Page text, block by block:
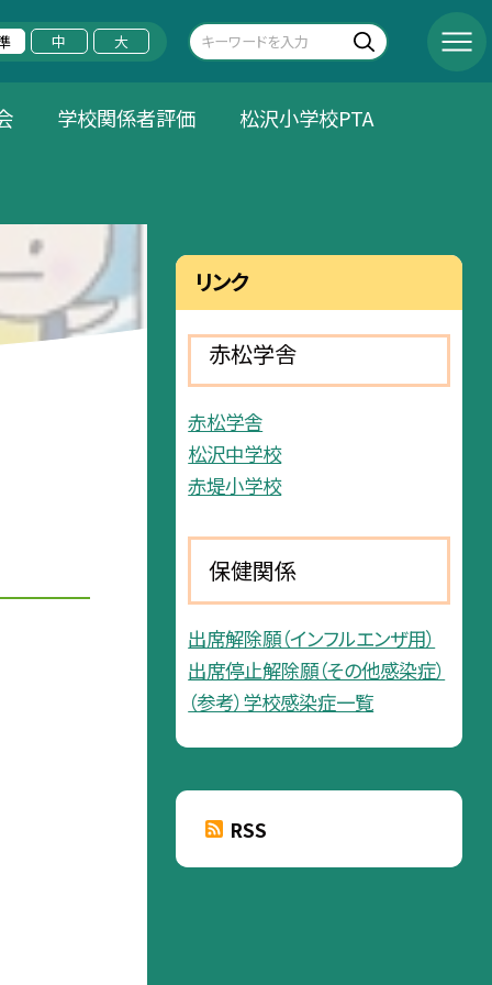
中 大
学校関係者評価 松沢小学校PTA
リンク
赤松学舎
赤松学舎
松沢中学校
赤堤小学校
保健関係
出席解除願（インフルエンザ用）
出席停止解除願（その他感染症）
（参考）学校感染症一覧
RSS